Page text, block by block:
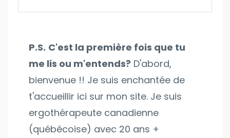
P.S. C'est la première fois que tu
me lis ou m'entends? D'abord,
bienvenue !! Je suis enchantée de
t'accueillir ici sur mon site. Je suis
ergothérapeute canadienne
(québécoise) avec 20 ans +